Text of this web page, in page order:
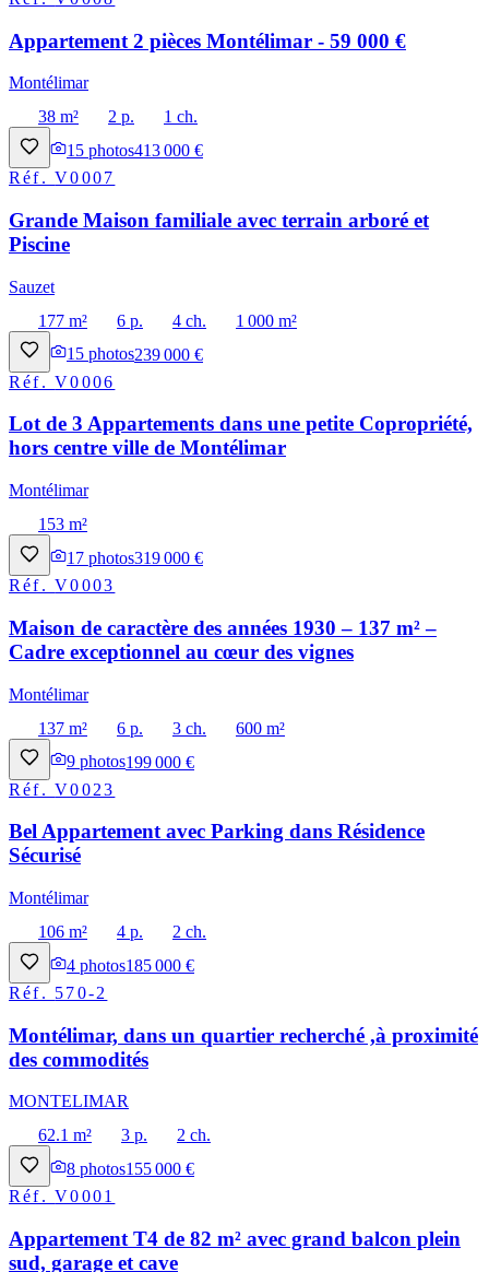
Appartement 2 pièces Montélimar - 59 000 €
Montélimar
38 m²
2 p.
1 ch.
15 photos413 000 €
Réf.V0007
Grande Maison familiale avec terrain arboré et
Piscine
Sauzet
177 m²
6 p. 4 ch.
1 000 m²
15 photos239 000 €
Réf.V0006
Lot de 3 Appartements dans une petite Copropriété,
hors centre ville de Montélimar
Montélimar
153 m²
17 photos319 000 €
Réf.V0003
Maison de caractère des années 1930 – 137 m² –
Cadre exceptionnel au cœur des vignes
Montélimar
137 m²
6 p. 3 ch.
600 m²
9 photos199 000 €
Réf.V0023
Bel Appartement avec Parking dans Résidence
Sécurisé
Montélimar
106 m²
4 p.
2 ch.
4 photos185 000 €
Réf. 570-2
Montélimar, dans un quartier recherché ,à proximité
des commodités
MONTELIMAR
62.1 m²
3 p.
2 ch.
8 photos155 000 €
Réf.V0001
Appartement T4 de 82 m² avec grand balcon plein
sud, garage et cave